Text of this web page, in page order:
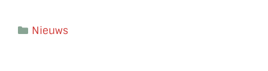
Nieuws